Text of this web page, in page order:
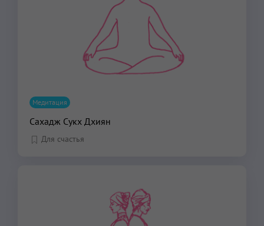
Медитация
Сахадж Сукх Дхиян
Для счастья